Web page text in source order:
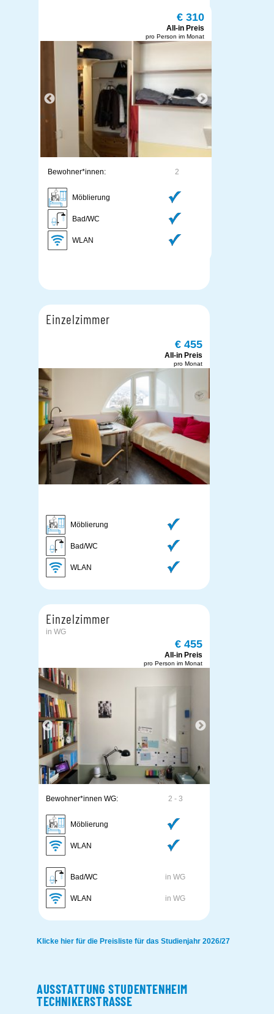
€ 310
All-in Preis
pro Person im Monat
Bewohner*innen: 2
Möblierung
Bad/WC
WLAN
Einzelzimmer
€ 455
All-in Preis
pro Monat
Möblierung
Bad/WC
WLAN
Einzelzimmer
in WG
€ 455
All-in Preis
pro Person im Monat
Bewohner*innen WG: 2 - 3
Möblierung
WLAN
Bad/WC in WG
WLAN in WG
Klicke hier für die Preisliste für das Studienjahr 2026/27
AUSSTATTUNG STUDENTENHEIM
TECHNIKERSTRASSE